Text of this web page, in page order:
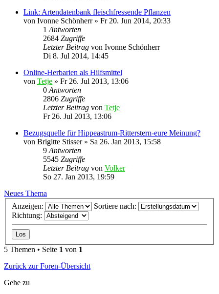
Link: Artendatenbank fleischfressende Pflanzen
von Ivonne Schönherr» Fr 20. Jun 2014, 20:33
1 Antworten
2684 Zugriffe
Letzter Beitrag von Ivonne Schönherr
Di 8. Jul 2014, 14:45
Online-Herbarien als Hilfsmittel
von Tetje » Fr 26. Jul 2013, 13:06
0 Antworten
2806 Zugriffe
Letzter Beitrag von Tetje
Fr 26. Jul 2013, 13:06
Bezugsquelle für Hippeastrum-Ritterstern-eure Meinung?
von Brigitte Stisser» Sa 26. Jan 2013, 15:58
9 Antworten
5545 Zugriffe
Letzter Beitrag von Volker
So 27. Jan 2013, 19:59
Neues Thema
Anzeigen:
Sortiere nach:
Richtung:
5 Themen • Seite 1 von 1
Zurück zur Foren-Übersicht
Gehe zu